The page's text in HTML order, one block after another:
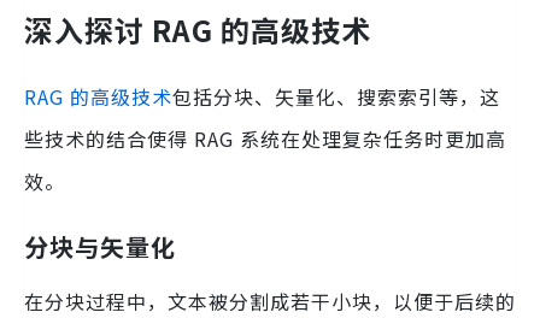
深入探讨 RAG 的高级技术
RAG 的高级技术包括分块、矢量化、搜索索引等，这
些技术的结合使得 RAG 系统在处理复杂任务时更加高
效。
分块与矢量化
在分块过程中，文本被分割成若干小块，以便于后续的